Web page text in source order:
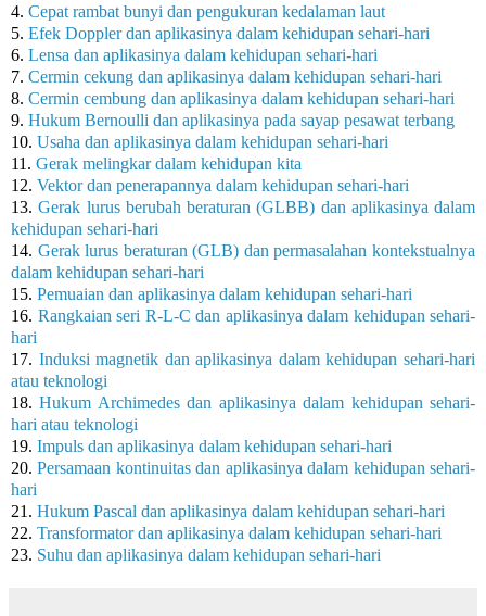
4. Cepat rambat bunyi dan pengukuran kedalaman laut
5. Efek Doppler dan aplikasinya dalam kehidupan sehari-hari
6. Lensa dan aplikasinya dalam kehidupan sehari-hari
7. Cermin cekung dan aplikasinya dalam kehidupan sehari-hari
8. Cermin cembung dan aplikasinya dalam kehidupan sehari-hari
9. Hukum Bernoulli dan aplikasinya pada sayap pesawat terbang
10. Usaha dan aplikasinya dalam kehidupan sehari-hari
11. Gerak melingkar dalam kehidupan kita
12. Vektor dan penerapannya dalam kehidupan sehari-hari
13.Gerak lurus berubah beraturan (GLBB) dan aplikasinya dalam
kehidupan sehari-hari
14. Gerak lurus beraturan (GLB) dan permasalahan kontekstualnya
dalam kehidupan sehari-hari
15. Pemuaian dan aplikasinya dalam kehidupan sehari-hari
16. Rangkaian seri R-L-C dan aplikasinya dalam kehidupan sehari-
hari
17. Induksi magnetik dan aplikasinya dalam kehidupan sehari-hari
atau teknologi
18.Hukum Archimedes dan aplikasinya dalam kehidupan sehari-
hari atau teknologi
19. Impuls dan aplikasinya dalam kehidupan sehari-hari
20.Persamaan kontinuitas dan aplikasinya dalam kehidupan sehari-
hari
21. Hukum Pascal dan aplikasinya dalam kehidupan sehari-hari
22. Transformator dan aplikasinya dalam kehidupan sehari-hari
23. Suhu dan aplikasinya dalam kehidupan sehari-hari